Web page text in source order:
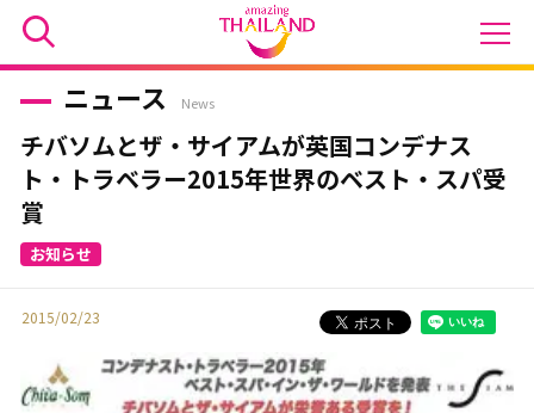
ニュース News
チバソムとザ・サイアムが英国コンデナス
ト・トラベラー2015年世界のベスト・スパ受
賞
2015/02/23